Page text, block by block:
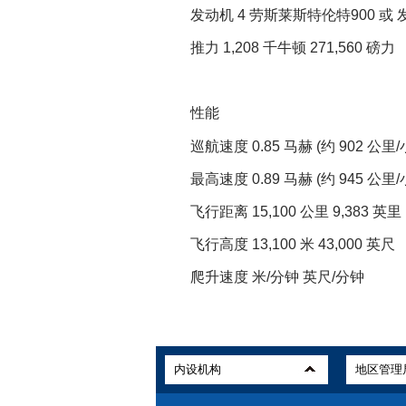
发动机 4 劳斯莱斯特伦特900 或
推力 1,208 千牛顿 271,560 磅力
性能
巡航速度 0.85 马赫 (约 902 公里/
最高速度 0.89 马赫 (约 945 公里/
飞行距离 15,100 公里 9,383 英里
飞行高度 13,100 米 43,000 英尺
爬升速度 米/分钟 英尺/分钟